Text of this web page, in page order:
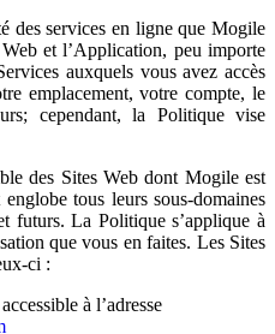
des services en ligne que Mogile
et l’Application, peu importe
auxquels vous avez accès
emplacement, votre compte, le
cependant, la Politique vise
des Sites Web dont Mogile est
tous leurs sous-domaines
futurs. La Politique s’applique à
que vous en faites. Les Sites
ci :
à l’adresse